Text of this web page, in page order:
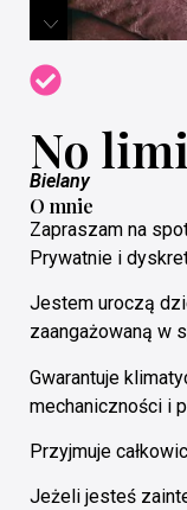
No
Bielany
O mnie
Zapraszam na
Prywatnie i
Jestem uroczą
zaangażowaną w
Gwarantuje
mechaniczności i
Przyjmuje
Jeżeli jesteś